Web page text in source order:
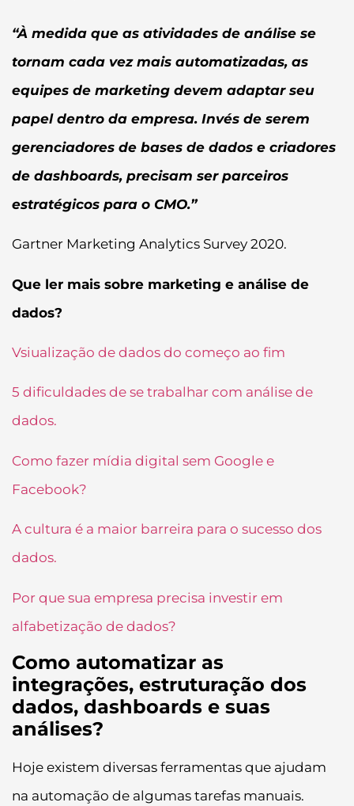
“À medida que as atividades de análise se
tornam cada vez mais automatizadas, as
equipes de marketing devem adaptar seu
papel dentro da empresa. Invés de serem
gerenciadores de bases de dados e criadores
de dashboards, precisam ser parceiros
estratégicos para o CMO.”
Gartner Marketing Analytics Survey 2020.
Que ler mais sobre marketing e análise de
dados?
Vsiualização de dados do começo ao fim
5 dificuldades de se trabalhar com análise de
dados.
Como fazer mídia digital sem Google e
Facebook?
A cultura é a maior barreira para o sucesso dos
dados.
Por que sua empresa precisa investir em
alfabetização de dados?
Como automatizar as
integrações, estruturação dos
dados, dashboards e suas
análises?
Hoje existem diversas ferramentas que ajudam
na automação de algumas tarefas manuais.